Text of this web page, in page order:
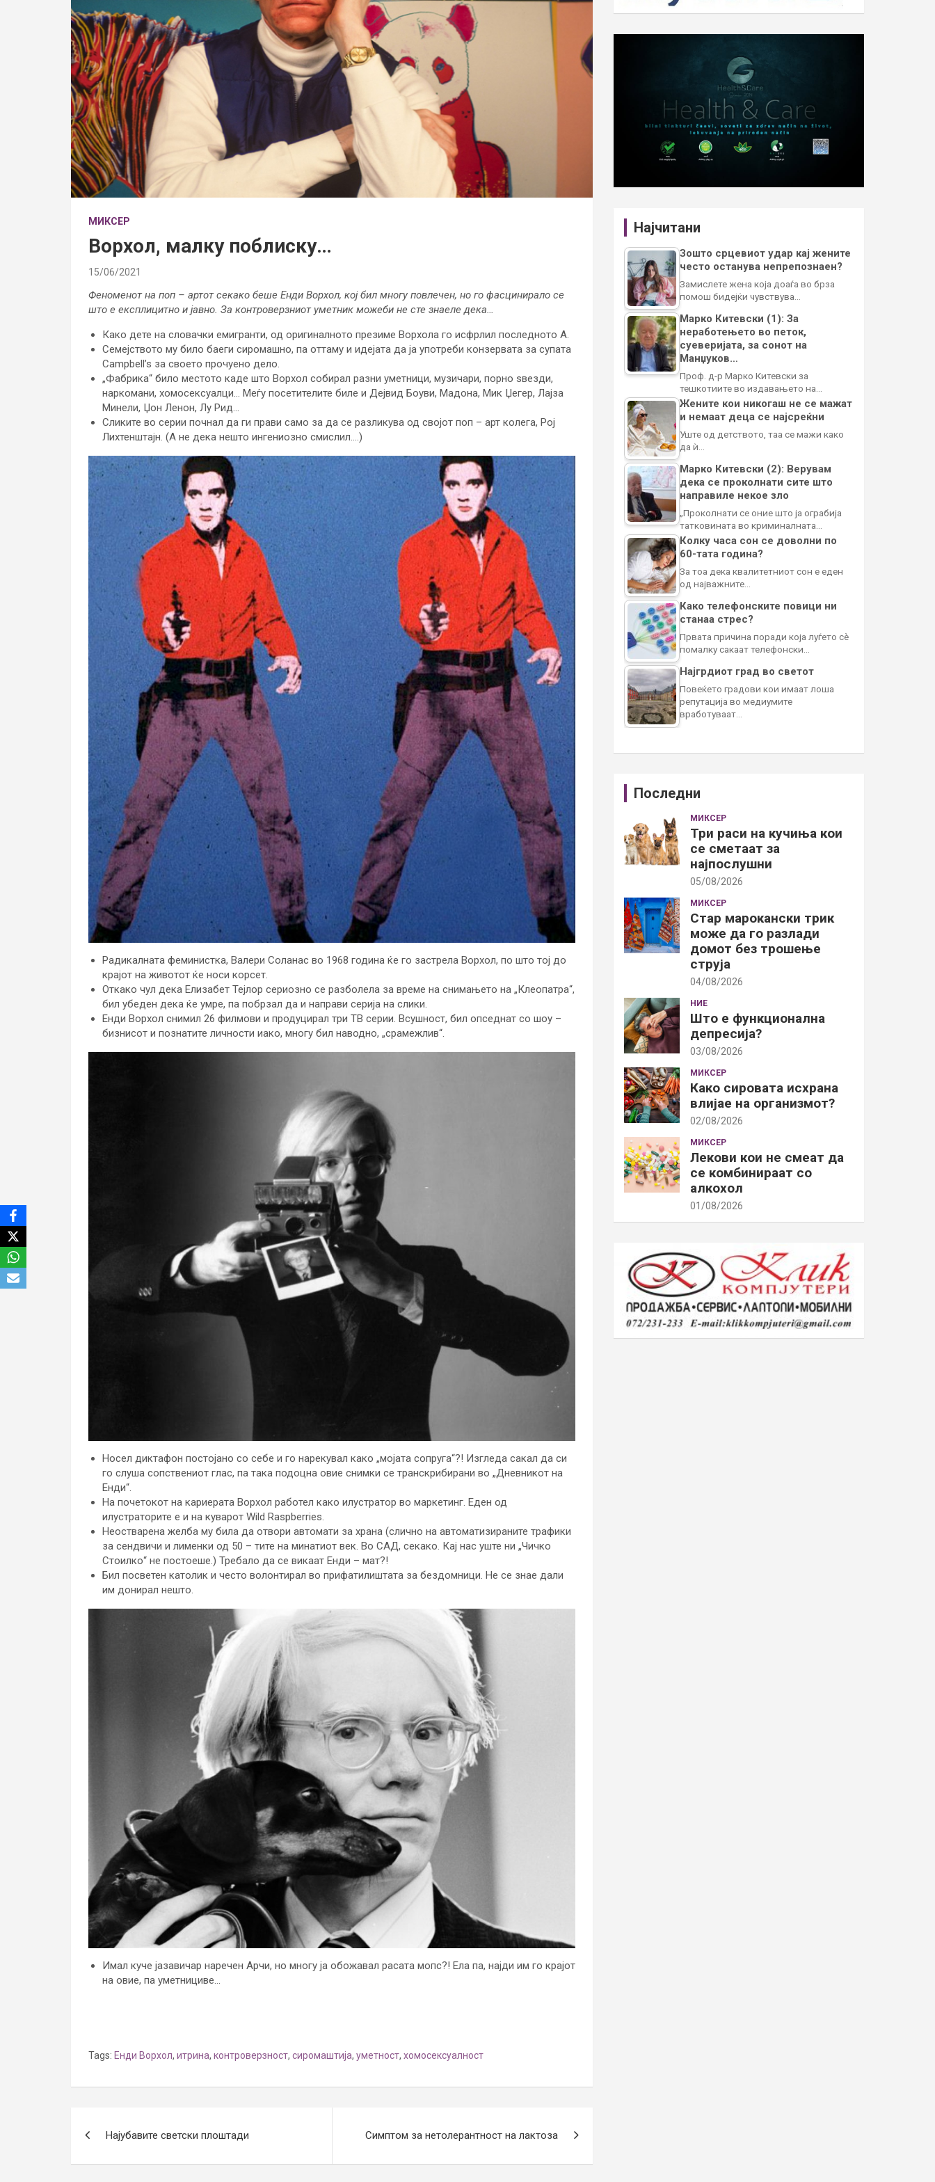
МИКСЕР
Ворхол, малку поблиску…
15/06/2021
Феноменот на поп – артот секако беше Енди Ворхол, кој бил многу повлечен, но го фасцинирало се
што е експлицитно и јавно. За контроверзниот уметник можеби не сте знаеле дека…
Како дете на словачки емигранти, од оригиналното презиме Ворхола го исфрлил последното А.
Семејството му било баеги сиромашно, па оттаму и идејата да ја употреби конзервата за супата
Campbell’s за своето прочуено дело.
„Фабрика“ било местото каде што Ворхол собирал разни уметници, музичари, порно ѕвезди,
наркомани, хомосексуалци… Меѓу посетителите биле и Дејвид Боуви, Мадона, Мик Џегер, Лајза
Минели, Џон Ленон, Лу Рид…
Сликите во серии почнал да ги прави само за да се разликува од својот поп – арт колега, Рој
Лихтенштајн. (А не дека нешто ингениозно смислил….)
Радикалната феминистка, Валери Соланас во 1968 година ќе го застрела Ворхол, по што тој до
крајот на животот ќе носи корсет.
Откако чул дека Елизабет Тејлор сериозно се разболела за време на снимањето на „Клеопатра“,
бил убеден дека ќе умре, па побрзал да и направи серија на слики.
Енди Ворхол снимил 26 филмови и продуцирал три ТВ серии. Всушност, бил опседнат со шоу –
бизнисот и познатите личности иако, многу бил наводно, „срамежлив“.
Носел диктафон постојано со себе и го нарекувал како „мојата сопруга“?! Изгледа сакал да си
го слуша сопствениот глас, па така подоцна овие снимки се транскрибирани во „Дневникот на
Енди“.
На почетокот на кариерата Ворхол работел како илустратор во маркетинг. Еден од
илустраторите е и на куварот Wild Raspberries.
Неостварена желба му била да отвори автомати за храна (слично на автоматизираните трафики
за сендвичи и лименки од 50 – тите на минатиот век. Во САД, секако. Кај нас уште ни „Чичко
Стоилко“ не постоеше.) Требало да се викаат Енди – мат?!
Бил посветен католик и често волонтирал во прифатилиштата за бездомници. Не се знае дали
им донирал нешто.
Имал куче јазавичар наречен Арчи, но многу ја обожавал расата мопс?! Ела па, најди им го крајот
на овие, па уметнициве…
Tags: Енди Ворхол, итрина, контроверзност, сиромаштија, уметност, хомосексуалност
navigation
Најубавите светски плоштади Симптом за нетолерантност на лактоза
Најчитани
Зошто срцевиот удар кај жените
често останува непрепознаен?
Замислете жена која доаѓа во брза
помош бидејќи чувствува…
Марко Китевски (1): За
неработењето во петок,
суеверијата, за сонот на
Манџуков…
Проф. д-р Марко Китевски за
тешкотиите во издавањето на…
Жените кои никогаш не се мажат
и немаат деца се најсреќни
Уште од детството, таа се мажи како
да ѝ…
Марко Китевски (2): Верувам
дека се проколнати сите што
направиле некое зло
„Проколнати се оние што ја ограбија
татковината во криминалната…
Колку часа сон се доволни по
60-тата година?
За тоа дека квалитетниот сон е еден
од најважните…
Како телефонските повици ни
станаа стрес?
Првата причина поради која луѓето сè
помалку сакаат телефонски…
Најгрдиот град во светот
Повеќето градови кои имаат лоша
репутација во медиумите
вработуваат…
Последни
МИКСЕР
Три раси на кучиња кои
се сметаат за
најпослушни
05/08/2026
МИКСЕР
Стар марокански трик
може да го разлади
домот без трошење
струја
04/08/2026
НИЕ
Што е функционална
депресија?
03/08/2026
МИКСЕР
Како сировата исхрана
влијае на организмот?
02/08/2026
МИКСЕР
Лекови кои не смеат да
се комбинираат со
алкохол
01/08/2026